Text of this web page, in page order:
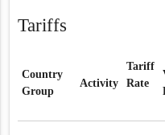
Tariffs
Country
Group
Activity
Tariff
Rate